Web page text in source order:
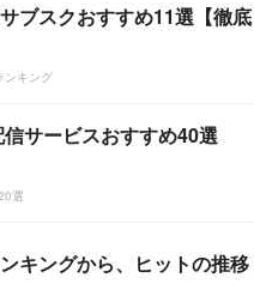
ブスクおすすめ11選【徹底
ンキング
サービスおすすめ40選
選
キングから、ヒットの推移